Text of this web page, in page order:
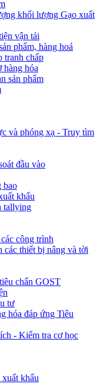
khối lượng Gạo xuất
vận tải
phẩm, hàng hoá
tranh chấp
hàng hóa
sản phẩm
và phóng xạ - Truy tìm
đầu vào
bao
khẩu
tallying
công trình
các thiết bị nâng và tời
chẩn GOST
tư
hóa đáp ứng Tiêu
- Kiểm tra cơ học
khẩu